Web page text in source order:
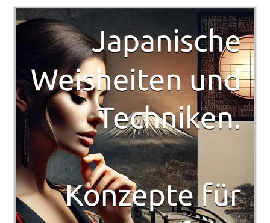
GO!
Der
Startschuss
In
Dein
Neues
Leben!
(H.Scherer,
A.Robbins)
Von
DAMIAN
RICHTER